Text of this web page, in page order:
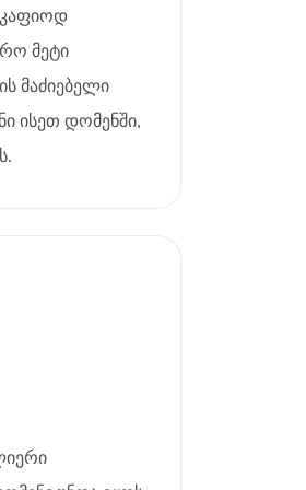
მეტი
მაძიებელი
ისეთ დომენში,